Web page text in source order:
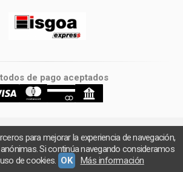
de pago aceptados
para mejorar la experiencia de navegación,
Si continúa navegando consideramos
de cookies. OK Más información